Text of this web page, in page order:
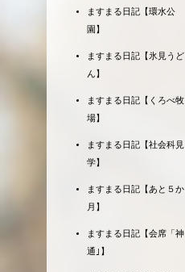
ますまる日記【環水公
園】
ますまる日記【氷見うど
ん】
ますまる日記【くろべ牧
場】
ますまる日記【社会科見
学】
ますまる日記【あと５か
月】
ますまる日記【会席「神
通｣】